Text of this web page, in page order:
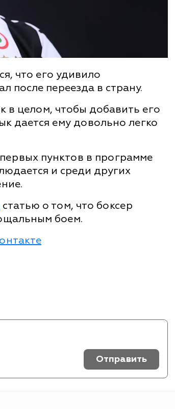
что его удивило
после переезда в страну.
в целом, чтобы добавить его
дается ему довольно легко
пунктов в программе
и среди других
статью о том, что боксер
боем.
Отправить